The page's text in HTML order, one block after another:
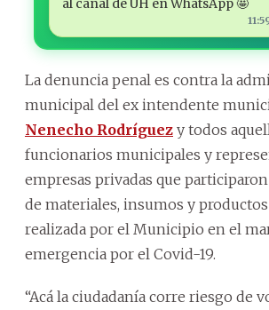
al canal de ÚH en WhatsApp 🤩
La denuncia penal es contra la
municipal del ex intendente
Nenecho Rodríguez y todos
funcionarios municipales y
empresas privadas que
de materiales, insumos y
realizada por el Municipio en el
emergencia por el Covid-19.
“Acá la ciudadanía corre riesgo de